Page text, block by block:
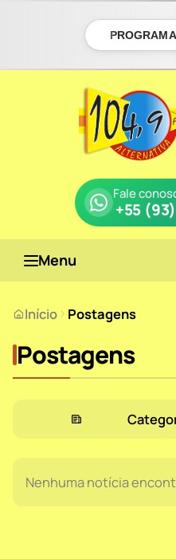
Fale
+55
Menu
Início Postagens
Postagens
Nenhuma notícia